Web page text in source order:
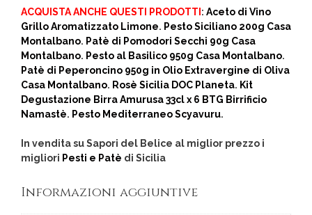
ACQUISTA ANCHE QUESTI PRODOTTI : Aceto di Vino
Grillo Aromatizzato Limone. Pesto Siciliano 200g Casa
Montalbano. Patè di Pomodori Secchi 90g Casa
Montalbano. Pesto al Basilico 950g Casa Montalbano.
Patè di Peperoncino 950g in Olio Extravergine di Oliva
Casa Montalbano. Rosè Sicilia DOC Planeta. Kit
Degustazione Birra Amurusa 33cl x 6 BTG Birrificio
Namastè. Pesto Mediterraneo Scyavuru.
In vendita su Sapori del Belice al miglior prezzo i
migliori Pesti e Patè di Sicilia
Informazioni aggiuntive